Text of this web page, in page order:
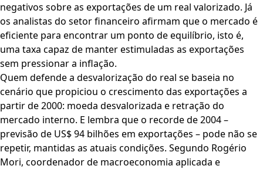
negativos sobre as exportações de um real valorizado. Já
os analistas do setor financeiro afirmam que o mercado é
eficiente para encontrar um ponto de equilíbrio, isto é,
uma taxa capaz de manter estimuladas as exportações
sem pressionar a inflação.
Quem defende a desvalorização do real se baseia no
cenário que propiciou o crescimento das exportações a
partir de 2000: moeda desvalorizada e retração do
mercado interno. E lembra que o recorde de 2004 –
previsão de US$ 94 bilhões em exportações – pode não se
repetir, mantidas as atuais condições. Segundo Rogério
Mori, coordenador de macroeconomia aplicada e